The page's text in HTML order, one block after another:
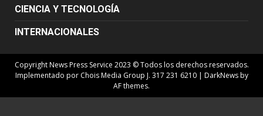
CIENCIA Y TECNOLOGÍA
INTERNACIONALES
Copyright News Press Service 2023 © Todos los derechos reservados.
Implementado por Chois Media Group J. 317 231 6210 | DarkNewsby
AF themes.